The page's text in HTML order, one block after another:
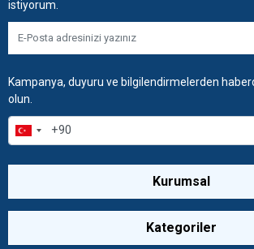
istiyorum.
Kampanya, duyuru ve bilgilendirmelerden
olun.
Kurumsal
Kategoriler